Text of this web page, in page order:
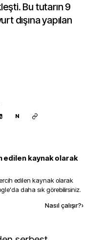
Bu tutarın 9
dışına yapılan
N
kaynak olarak
edilen kaynak olarak
daha sık görebilirsiniz.
Nasıl çalışır?›